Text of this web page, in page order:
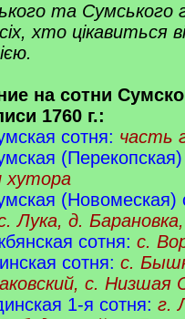
та Сумського
хто цікавиться
на сотни
1760 г.:
сотня: часть
хутора
(Новомеская)
Лука, д.
сотня: с.
сотня: с.
с. Низшая
1-я сотня: г.